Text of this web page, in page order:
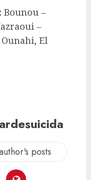
Bounou –
–
El
posts